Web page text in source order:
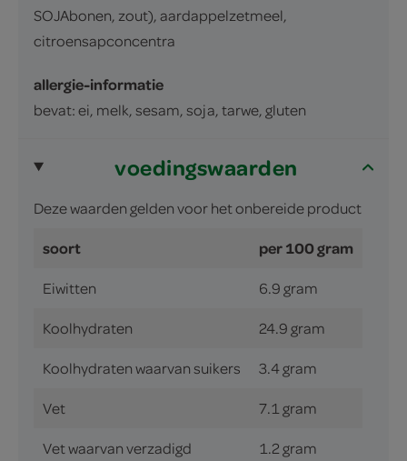
SOJAbonen, zout), aardappelzetmeel,
citroensapconcentra
allergie-informatie
bevat: ei, melk, sesam, soja, tarwe, gluten
voedingswaarden
Deze waarden gelden voor het onbereide product
soort per 100 gram
Eiwitten 6.9 gram
Koolhydraten 24.9 gram
Koolhydraten waarvan suikers 3.4 gram
Vet 7.1 gram
Vet waarvan verzadigd 1.2 gram